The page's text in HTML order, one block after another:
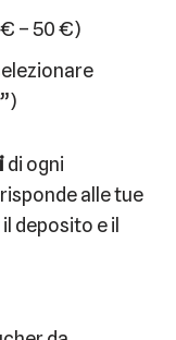
– 50 €)
di ogni
alle tue
deposito e il